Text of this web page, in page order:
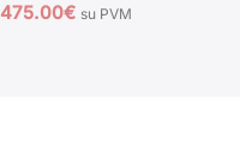
475.00€ su PVM